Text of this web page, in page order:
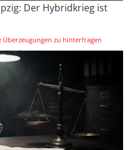
Der Hybridkrieg ist
Überzeugungen zu hinterfragen